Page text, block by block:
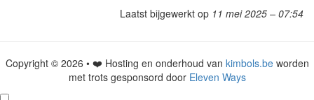
Laatst bijgewerkt op 11 mei 2025 – 07:54
Copyright © 2026 • ❤️ Hosting en onderhoud van kimbols.beworden
met trots gesponsord door Eleven Ways